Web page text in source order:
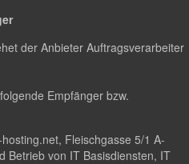
der Anbieter Auftragsverarbeiter
Empfänger bzw.
Fleischgasse 5/1 A-
Betrieb von IT Basisdiensten, IT